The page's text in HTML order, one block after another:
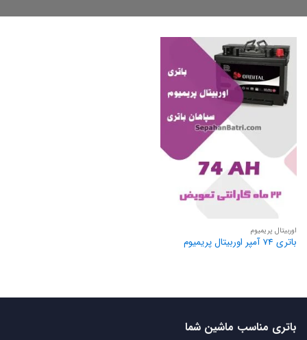
اوربیتال پریمیوم
باتری 74 آمپر اوربیتال پریمیوم
باتری مناسب ماشین شما